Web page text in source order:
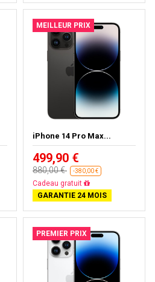
MEILLEUR PRIX
iPhone 14 Pro Max...
499,90 €
880,00 € -380,00 €
Livraison gratuite
GARANTIE 24 MOIS
PREMIER PRIX